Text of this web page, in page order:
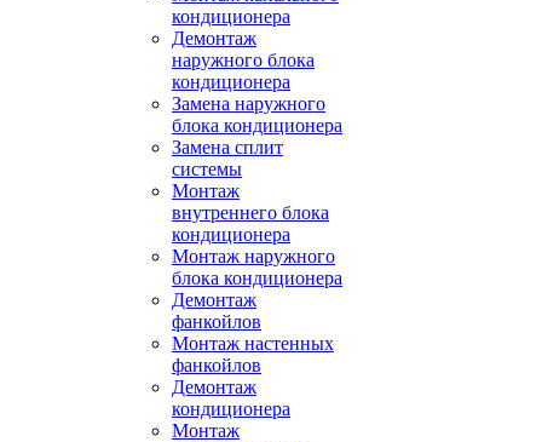
кондиционера
Демонтаж
наружного блока
кондиционера
Замена наружного
блока кондиционера
Замена сплит
системы
Монтаж
внутреннего блока
кондиционера
Монтаж наружного
блока кондиционера
Демонтаж
фанкойлов
Монтаж настенных
фанкойлов
Демонтаж
кондиционера
Монтаж